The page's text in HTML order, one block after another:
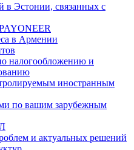
в Эстонии, связанных с
в Армении
налогообложению и
иностранным
по вашим зарубежным
и актуальных решений